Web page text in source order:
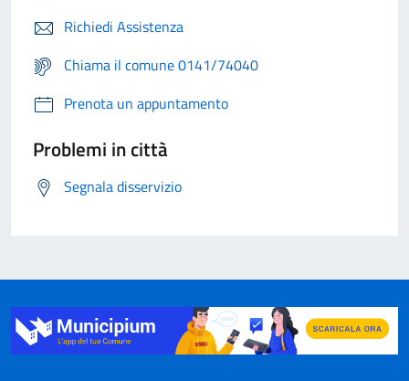
Richiedi Assistenza
Chiama il comune 0141/74040
Prenota un appuntamento
Problemi in città
Segnala disservizio